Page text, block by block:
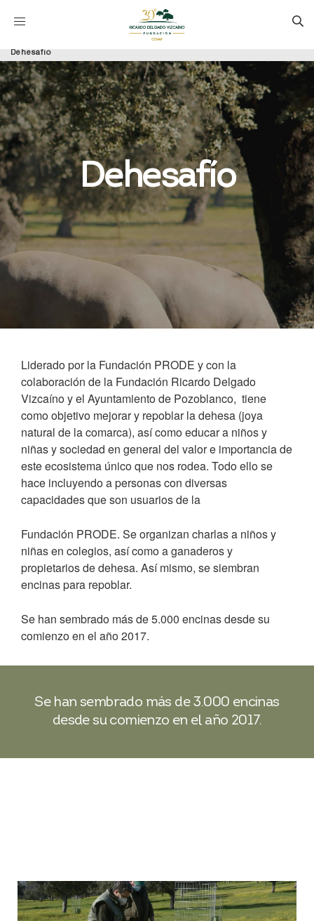
Dehesafío
Dehesafío
Liderado por la Fundación PRODE y con la
colaboración de la Fundación Ricardo Delgado
Vizcaíno y el Ayuntamiento de Pozoblanco, tiene
como objetivo mejorar y repoblar la dehesa (joya
natural de la comarca), así como educar a niños y
niñas y sociedad en general del valor e importancia de
este ecosistema único que nos rodea. Todo ello se
hace incluyendo a personas con diversas
capacidades que son usuarios de la
Fundación PRODE. Se organizan charlas a niños y
niñas en colegios, así como a ganaderos y
propietarios de dehesa. Así mismo, se siembran
encinas para repoblar.
Se han sembrado más de 5.000 encinas desde su
comienzo en el año 2017.
Se han sembrado más de 3.000 encinas
desde su comienzo en el año 2017.